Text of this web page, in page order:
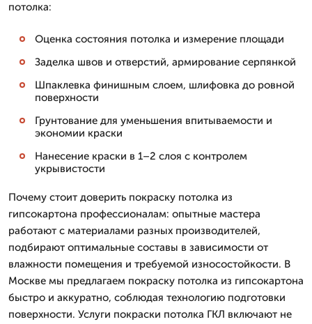
потолка:
Оценка состояния потолка и измерение площади
Заделка швов и отверстий, армирование серпянкой
Шпаклевка финишным слоем, шлифовка до ровной
поверхности
Грунтование для уменьшения впитываемости и
экономии краски
Нанесение краски в 1–2 слоя с контролем
укрывистости
Почему стоит доверить покраску потолка из
гипсокартона профессионалам: опытные мастера
работают с материалами разных производителей,
подбирают оптимальные составы в зависимости от
влажности помещения и требуемой износостойкости. В
Москве мы предлагаем покраску потолка из гипсокартона
быстро и аккуратно, соблюдая технологию подготовки
поверхности. Услуги покраски потолка ГКЛ включают не